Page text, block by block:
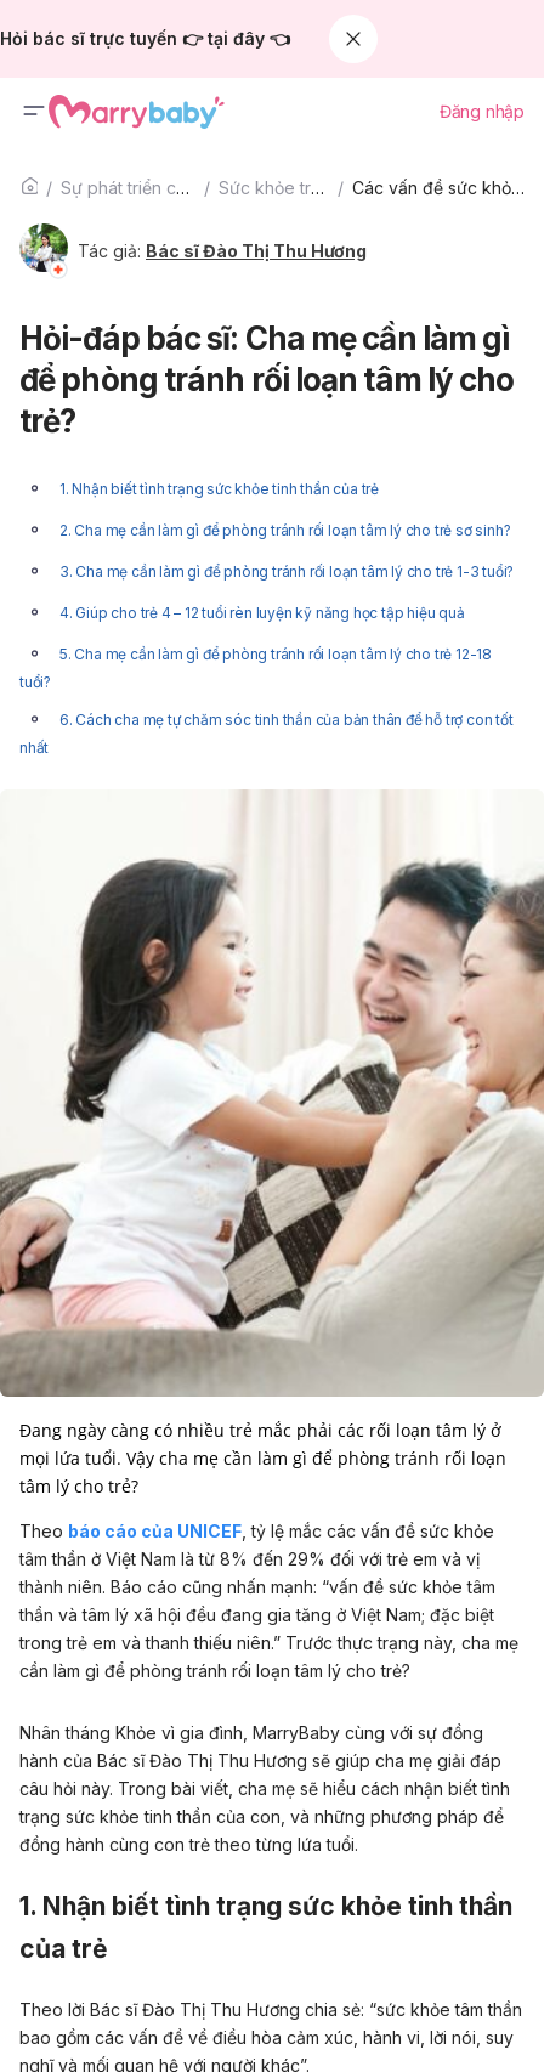
Hỏi bác sĩ trực tuyến 👉 tại đây 👈
Đăng nhập
Sự phát triển của trẻ Sức khỏe trẻ em Các vấn đề sức khỏe trẻ em khác
Tác giả: Bác sĩ Đào Thị Thu Hương
Hỏi-đáp bác sĩ: Cha mẹ cần làm gì
để phòng tránh rối loạn tâm lý cho
trẻ?
1. Nhận biết tình trạng sức khỏe tinh thần của trẻ
2. Cha mẹ cần làm gì để phòng tránh rối loạn tâm lý cho trẻ sơ sinh?
3. Cha mẹ cần làm gì để phòng tránh rối loạn tâm lý cho trẻ 1-3 tuổi?
4. Giúp cho trẻ 4 – 12 tuổi rèn luyện kỹ năng học tập hiệu quả
5. Cha mẹ cần làm gì để phòng tránh rối loạn tâm lý cho trẻ 12-18
tuổi?
6. Cách cha mẹ tự chăm sóc tinh thần của bản thân để hỗ trợ con tốt
nhất
Đang ngày càng có nhiều trẻ mắc phải các rối loạn tâm lý ở
mọi lứa tuổi. Vậy cha mẹ cần làm gì để phòng tránh rối loạn
tâm lý cho trẻ?
Theo báo cáo của UNICEF , tỷ lệ mắc các vấn đề sức khỏe
tâm thần ở Việt Nam là từ 8% đến 29% đối với trẻ em và vị
thành niên. Báo cáo cũng nhấn mạnh: “vấn đề sức khỏe tâm
thần và tâm lý xã hội đều đang gia tăng ở Việt Nam; đặc biệt
trong trẻ em và thanh thiếu niên.” Trước thực trạng này, cha mẹ
cần làm gì để phòng tránh rối loạn tâm lý cho trẻ?
Nhân tháng Khỏe vì gia đình, MarryBaby cùng với sự đồng
hành của Bác sĩ Đào Thị Thu Hương sẽ giúp cha mẹ giải đáp
câu hỏi này. Trong bài viết, cha mẹ sẽ hiểu cách nhận biết tình
trạng sức khỏe tinh thần của con, và những phương pháp để
đồng hành cùng con trẻ theo từng lứa tuổi.
1. Nhận biết tình trạng sức khỏe tinh thần
của trẻ
Theo lời Bác sĩ Đào Thị Thu Hương chia sẻ: “sức khỏe tâm thần
bao gồm các vấn đề về điều hòa cảm xúc, hành vi, lời nói, suy
nghĩ và mối quan hệ với người khác”.